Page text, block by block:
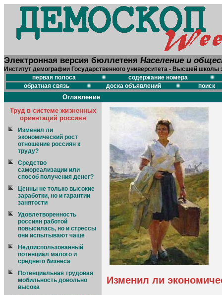
Электронная версия бюллетеня Население и
Институт демографии Государственного университета - Высшей школы
первая полоса
содержание номера
обратная связь
доска объявлений поиск
Оглавление
Труд в системе жизненных
ориентаций россиян
Изменил ли
экономический рост
отношение россиян к
труду?
Средство
самореализации или
способ получения денег?
Ценны не только высокие
заработки, но и гарантии
занятости
Удовлетворенность
россиян работой
повысилась, но и стрессы
они испытывают чаще
Недоиспользованный
потенциал малого и
среднего бизнеса
Потенциальная трудовая
мобильность довольно
высока
Изменил ли